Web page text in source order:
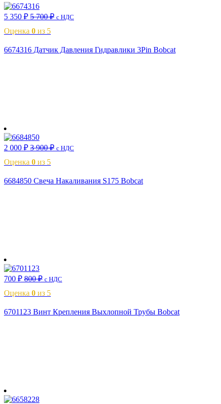
5 350 ₽ 5 700₽ с НДС
Оценка 0 из 5
6674316 Датчик Давления Гидравлики 3Pin Bobcat
2 000 ₽ 3 900₽ с НДС
Оценка 0 из 5
6684850 Свеча Накаливания S175 Bobcat
700 ₽ 800₽ с НДС
Оценка 0 из 5
6701123 Винт Крепления Выхлопной Трубы Bobcat